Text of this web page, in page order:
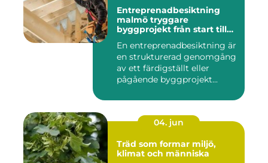
Entreprenadbesiktning
malmö tryggare
byggprojekt från start till
En entreprenadbesiktning är
en strukturerad genomgång
av ett färdigställt eller
pågående byggprojekt...
04. jun
Träd som formar miljö,
klimat och människa